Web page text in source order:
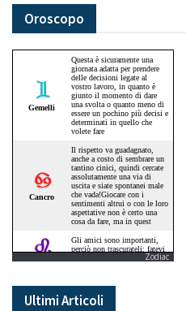
Oroscopo
Zodiac
Ultimi Articoli